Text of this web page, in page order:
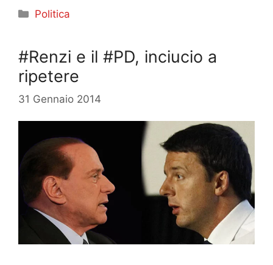
Categorie
Politica
#Renzi e il #PD, inciucio a
ripetere
31 Gennaio 2014